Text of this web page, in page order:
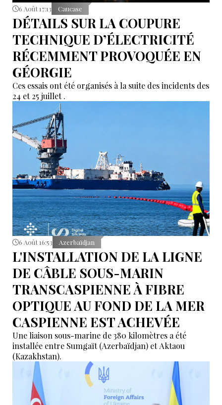
6 Août 17:13 Caucase
DÉTAILS SUR LA COUPURE
TECHNIQUE D’ÉLECTRICITÉ
RÉCEMMENT PROVOQUÉE EN
GÉORGIE
Ces essais ont été organisés à la suite des incidents des
24 et 25 juillet .
6 Août 16:53 Azerbaïdjan
L'INSTALLATION DE LA LIGNE
DE CÂBLE SOUS-MARIN
TRANSCASPIENNE À FIBRE
OPTIQUE AU FOND DE LA MER
CASPIENNE EST ACHEVÉE
Une liaison sous-marine de 380 kilomètres a été
installée entre Sumgaït (Azerbaïdjan) et Aktaou
(Kazakhstan).